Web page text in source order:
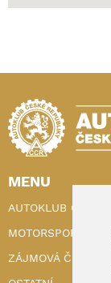
MENU
AUTOKLUB ČR
MOTORSPORT
ZÁJMOVÁ ČINNOST